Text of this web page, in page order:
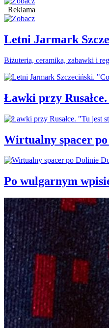
Reklama
Letni Jarmark
Biżuteria, ceramika, zabawki i
Ławki przy
Wirtualny spacer
Po wulgarnym